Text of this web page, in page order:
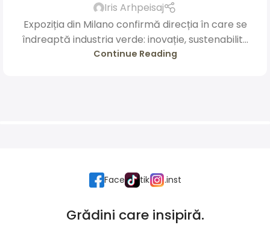
Iris Arhpeisaj
Expoziția din Milano confirmă direcția în care se
îndreaptă industria verde: inovație, sustenabilit...
Continue Reading
Face tik .inst
Grădini care insipiră.